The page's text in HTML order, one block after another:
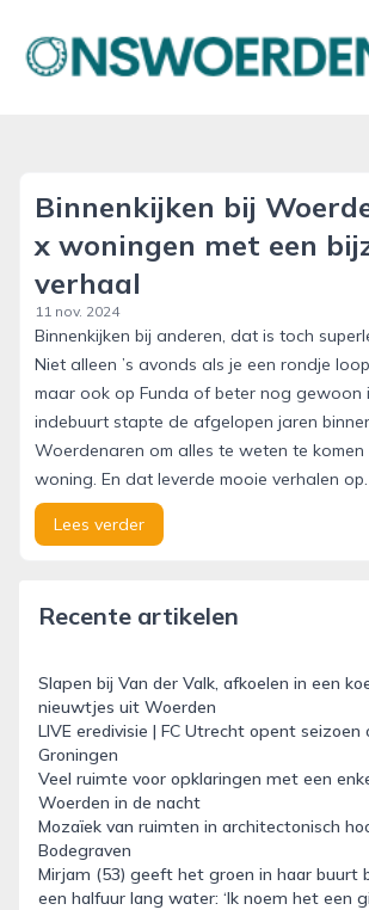
onswoerden.nl
Binnenkijken bij
x woningen met een
verhaal
11 nov. 2024
Binnenkijken bij anderen, dat is toch
Niet alleen ’s avonds als je een rondje
maar ook op Funda of beter nog gewoon
indebuurt stapte de afgelopen jaren
Woerdenaren om alles te weten te komen
woning. En dat leverde mooie verhalen op.
Lees verder
Recente artikelen
Slapen bij Van der Valk, afkoelen in een
nieuwtjes uit Woerden
LIVE eredivisie | FC Utrecht opent seizoen
Groningen
Veel ruimte voor opklaringen met een
Woerden in de nacht
Mozaïek van ruimten in architectonisch
Bodegraven
Mirjam (53) geeft het groen in haar buurt
een halfuur lang water: ‘Ik noem het een